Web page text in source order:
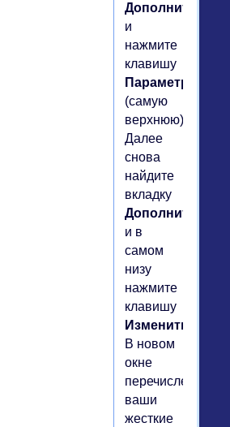
Дополнительно
и
нажмите
клавишу
Параметры
(самую
верхнюю).
Далее
снова
найдите
вкладку
Дополнительно
и в
самом
низу
нажмите
клавишу
Изменить
В новом
окне
перечислены
ваши
жесткие